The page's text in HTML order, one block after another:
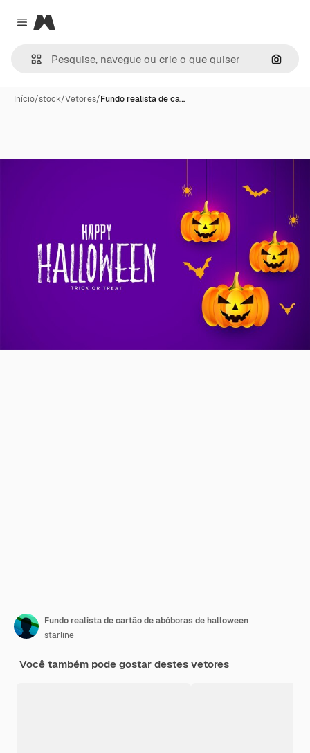
Close menu
Magnific
Início/stock/Vetores/Fundo realista de ca…
Fundo realista de cartão de abóboras de halloween
starline
Você também pode gostar destes vetores